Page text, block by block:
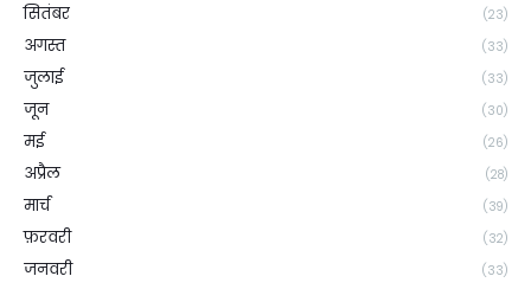
सितंबर (23)
अगस्त (33)
जुलाई (33)
जून (30)
मई (26)
अप्रैल (28)
मार्च (39)
फ़रवरी (32)
जनवरी (33)